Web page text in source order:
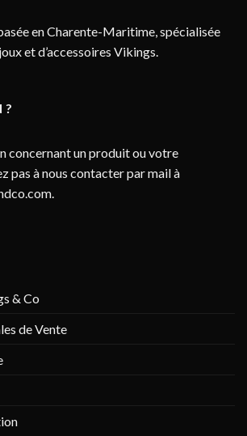
en Charente-Maritime, spécialisée
et d’accessoires Vikings.
?
concernant un produit ou votre
pas à nous contacter par mail à
& Co
de Vente